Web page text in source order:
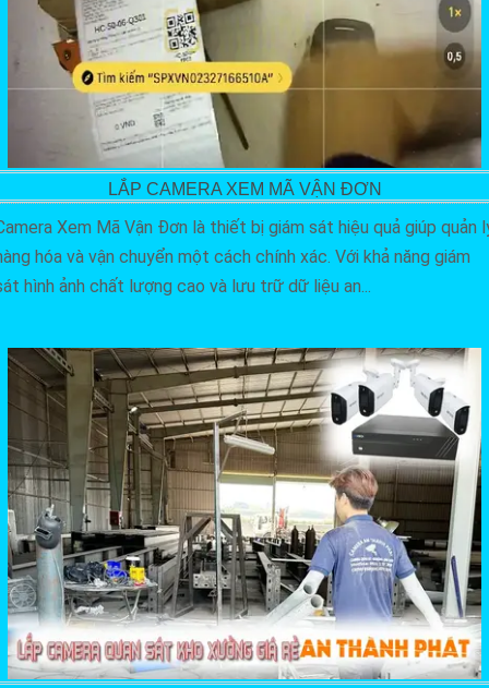
LẮP CAMERA XEM MÃ VẬN ĐƠN
Xem Mã Vận Đơn là thiết bị giám sát hiệu quả giúp quản
hóa và vận chuyển một cách chính xác. Với khả năng giám
hình ảnh chất lượng cao và lưu trữ dữ liệu an...